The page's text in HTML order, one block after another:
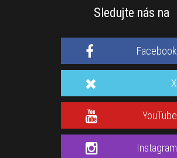
Sledujte nás na
Facebook
X
YouTube
Instagram